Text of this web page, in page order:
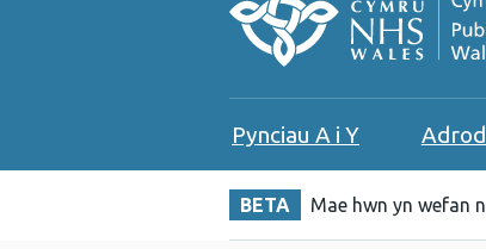
Pynciau A i Y
BETA Mae hwn yn wefan